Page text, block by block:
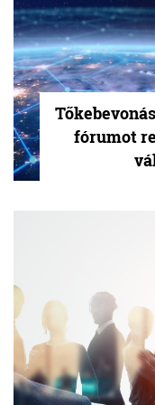
fórumot